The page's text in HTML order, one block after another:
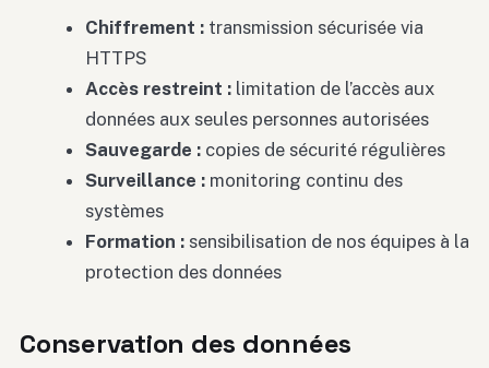
Chiffrement :transmission sécurisée via
HTTPS
Accès restreint :limitation de l’accès aux
données aux seules personnes autorisées
Sauvegarde :copies de sécurité régulières
Surveillance :monitoring continu des
systèmes
Formation :sensibilisation de nos équipes à la
protection des données
Conservation des données